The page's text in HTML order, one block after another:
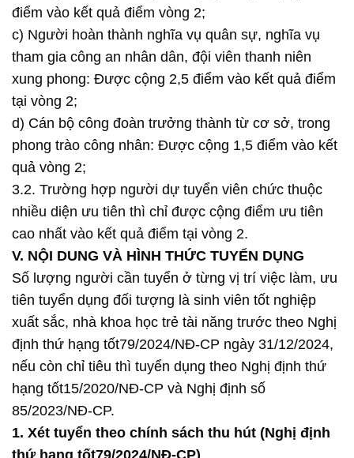
điểm vào kết quả điểm vòng 2;
c) Người hoàn thành nghĩa vụ quân sự, nghĩa vụ
tham gia công an nhân dân, đội viên thanh niên
xung phong: Được cộng 2,5 điểm vào kết quả điểm
tại vòng 2;
d) Cán bộ công đoàn trưởng thành từ cơ sở, trong
phong trào công nhân: Được cộng 1,5 điểm vào kết
quả vòng 2;
3.2. Trường hợp người dự tuyển viên chức thuộc
nhiều diện ưu tiên thì chỉ được cộng điểm ưu tiên
cao nhất vào kết quả điểm tại vòng 2.
V. NỘI DUNG VÀ HÌNH THỨC TUYỂN DỤNG
Số lượng người cần tuyển ở từng vị trí việc làm, ưu
tiên tuyển dụng đối tượng là sinh viên tốt nghiệp
xuất sắc, nhà khoa học trẻ tài năng trước theo Nghị
định thứ hạng tốt79/2024/NĐ-CP ngày 31/12/2024,
nếu còn chỉ tiêu thì tuyển dụng theo Nghị định thứ
hạng tốt15/2020/NĐ-CP và Nghị định số
85/2023/NĐ-CP.
1. Xét tuyển theo chính sách thu hút (Nghị định